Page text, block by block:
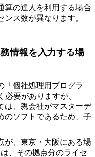
の達人を利用する場合
ス数が異なります。
情報を入力する場
個社処理用プログラ
必要がありますが、
は、親会社がマスターデ
のソフトであるため、子
、東京・大阪にある場
、その拠点分のライセ